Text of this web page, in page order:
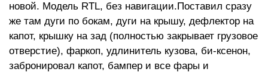
новой. Модель RTL, без навигации.Поставил сразу
же там дуги по бокам, дуги на крышу, дефлектор на
капот, крышку на зад (полностью закрывает грузовое
отверстие), фаркоп, удлинитель кузова, би-ксенон,
забронировал капот, бампер и все фары и